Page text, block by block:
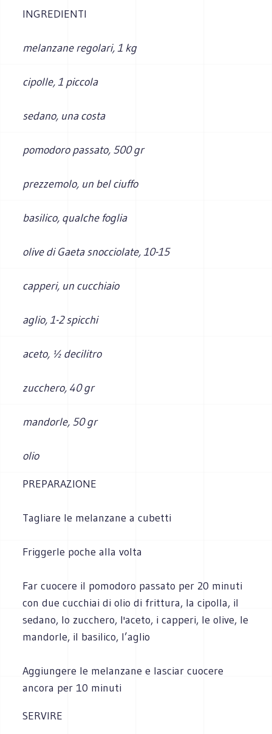
INGREDIENTI
melanzane regolari, 1 kg
cipolle, 1 piccola
sedano, una costa
pomodoro passato, 500 gr
prezzemolo, un bel ciuffo
basilico, qualche foglia
olive di Gaeta snocciolate, 10-15
capperi, un cucchiaio
aglio, 1-2 spicchi
aceto, ½ decilitro
zucchero, 40 gr
mandorle, 50 gr
olio
PREPARAZIONE
Tagliare le melanzane a cubetti
Friggerle poche alla volta
Far cuocere il pomodoro passato per 20 minuti
con due cucchiai di olio di frittura, la cipolla, il
sedano, lo zucchero, l'aceto, i capperi, le olive, le
mandorle, il basilico, l’aglio
Aggiungere le melanzane e lasciar cuocere
ancora per 10 minuti
SERVIRE